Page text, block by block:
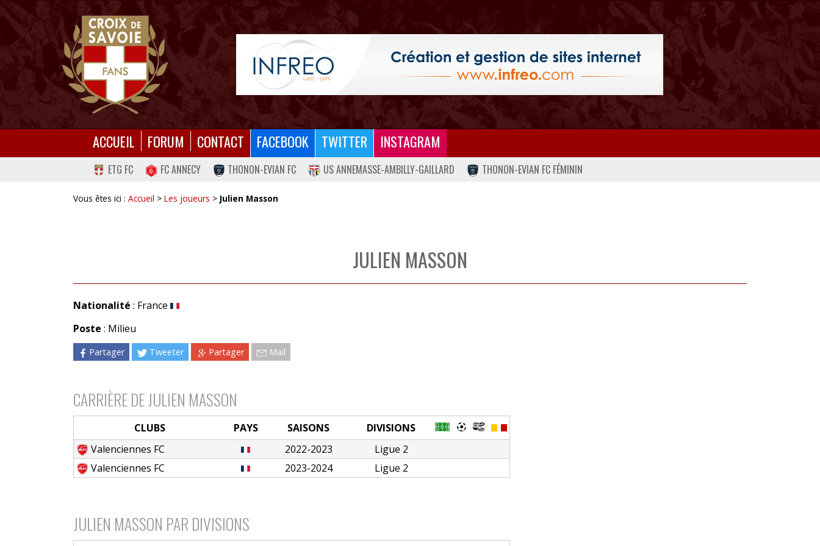
ACCUEIL FORUM CONTACT FACEBOOK TWITTER INSTAGRAM
ETG FC FC ANNECY THONON-EVIAN FC US ANNEMASSE-AMBILLY-GAILLARD THONON-EVIAN FC FÉMININ
Vous êtes ici : Accueil > Les joueurs > Julien Masson
JULIEN MASSON
Nationalité : France
Poste : Milieu
Partager Tweeter Partager Mail
CARRIÈRE DE JULIEN MASSON
CLUBS PAYS SAISONS
DIVISIONS
Valenciennes FC
2022-2023
Ligue 2
Valenciennes FC
2023-2024 Ligue 2
JULIEN MASSON PAR DIVISIONS